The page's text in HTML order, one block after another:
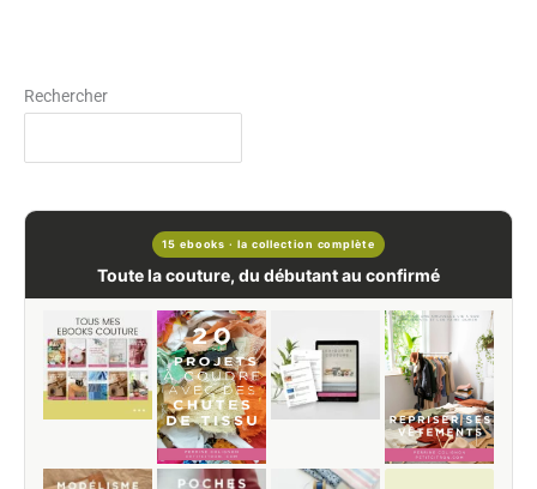
Rechercher
15 ebooks · la collection complète
Toute la couture, du débutant au confirmé